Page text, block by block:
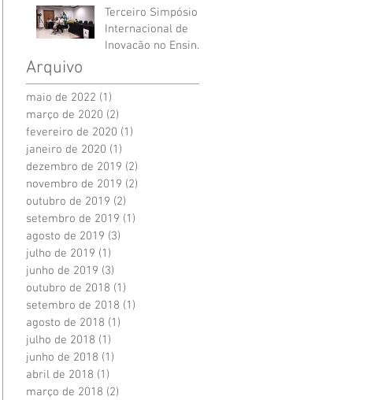
Terceiro Simpósio
Internacional de
Inovação no Ensino
Arquivo
maio de 2022 (1)
março de 2020 (2)
fevereiro de 2020 (1)
janeiro de 2020 (1)
dezembro de 2019 (2)
novembro de 2019 (2)
outubro de 2019 (2)
setembro de 2019 (1)
agosto de 2019 (3)
julho de 2019 (1)
junho de 2019 (3)
outubro de 2018 (1)
setembro de 2018 (1)
agosto de 2018 (1)
julho de 2018 (1)
junho de 2018 (1)
abril de 2018 (1)
março de 2018 (2)